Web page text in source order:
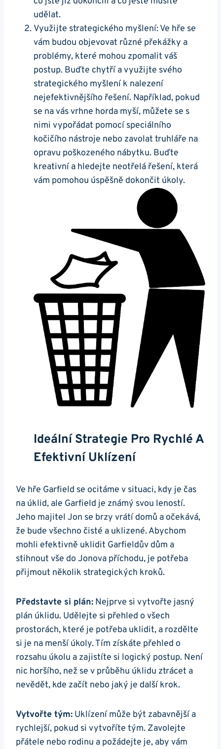
udělat.
Využijte strategického myšlení: Ve hře se
vám budou objevovat různé překážky a
problémy, které mohou zpomalit váš
postup. Buďte chytří a využijte svého
strategického myšlení k nalezení
nejefektivnějšího řešení. Například, pokud
se na vás vrhne horda myší, můžete se s
nimi vypořádat pomocí speciálního
kočičího nástroje nebo zavolat truhláře na
opravu poškozeného nábytku. Buďte
kreativní a hledejte neotřelá řešení, která
vám pomohou úspěšně dokončit úkoly.
Ideální Strategie Pro Rychlé A
Efektivní Uklízení
Ve hře Garfield se ocitáme v situaci, kdy je čas
na úklid, ale Garfield je známý svou leností.
Jeho majitel Jon se brzy vrátí domů a očekává,
že bude všechno čisté a uklizené. Abychom
mohli efektivně uklidit Garfieldův dům a
stihnout vše do Jonova příchodu, je potřeba
přijmout několik strategických kroků.
Představte si plán: Nejprve si vytvořte jasný
plán úklidu. Udělejte si přehled o všech
prostorách, které je potřeba uklidit, a rozdělte
si je na menší úkoly. Tím získáte přehled o
rozsahu úkolu a zajistíte si logický postup. Není
nic horšího, než se v průběhu úklidu ztrácet a
nevědět, kde začít nebo jaký je další krok.
Vytvořte tým: Uklízení může být zabavnější a
rychlejší, pokud si vytvoříte tým. Zavolejte
přátele nebo rodinu a požádejte je, aby vám